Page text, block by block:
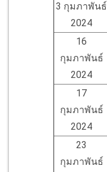
3 กุมภาพันธ์
2024
16
กุมภาพันธ์
2024
17
กุมภาพันธ์
2024
23
กุมภาพันธ์